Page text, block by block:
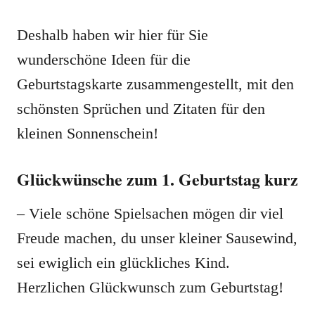
Deshalb haben wir hier für Sie
wunderschöne Ideen für die
Geburtstagskarte zusammengestellt, mit den
schönsten Sprüchen und Zitaten für den
kleinen Sonnenschein!
Glückwünsche zum 1. Geburtstag kurz
– Viele schöne Spielsachen mögen dir viel
Freude machen, du unser kleiner Sausewind,
sei ewiglich ein glückliches Kind.
Herzlichen Glückwunsch zum Geburtstag!